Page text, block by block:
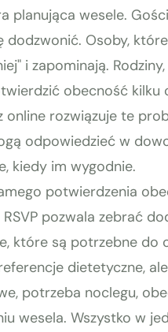
planująca wesele.
dodzwonić. Osoby,
i zapominają.
obecność kilku
online rozwiązuje te
odpowiedzieć w
kiedy im wygodnie.
potwierdzenia
pozwala zebrać
które są potrzebne do
dietetyczne,
potrzeba noclegu,
wesela. Wszystko w